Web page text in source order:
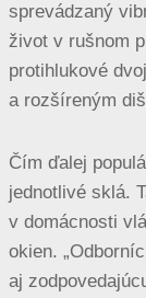
sprevádzaný
život v rušnom
protihlukové
a rozšíreným
Čím ďalej
jednotlivé sklá.
v domácnosti
okien.
aj